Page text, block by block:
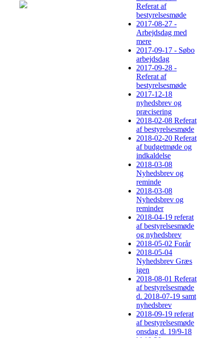
Referat af
bestyrelsesmøde
2017-08-27 -
Arbejdsdag med
mere
2017-09-17 - Søbo
arbejdsdag
2017-09-28 -
Referat af
bestyrelsesmøde
2017-12-18
nyhedsbrev og
præcisering
2018-02-08 Referat
af bestyrelsesmøde
2018-02-20 Referat
af budgetmøde og
indkaldelse
2018-03-08
Nyhedsbrev og
reminde
2018-03-08
Nyhedsbrev og
reminder
2018-04-19 referat
af bestyrelsesmøde
og nyhedsbrev
2018-05-02 Forår
2018-05-04
Nyhedsbrev Græs
igen
2018-08-01 Referat
af bestyrelsesmøde
d. 2018-07-19 samt
nyhedsbrev
2018-09-19 referat
af bestyrelsesmøde
onsdag d. 19/9-18